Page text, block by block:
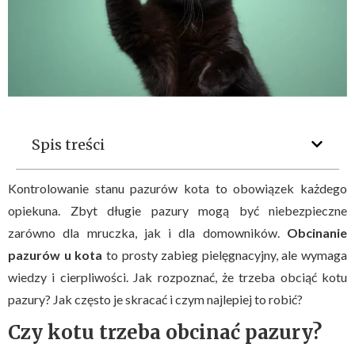
Spis treści
Kontrolowanie stanu pazurów kota to obowiązek każdego
opiekuna. Zbyt długie pazury mogą być niebezpieczne
zarówno dla mruczka, jak i dla domowników. Obcinanie
pazurów u kota to prosty zabieg pielęgnacyjny, ale wymaga
wiedzy i cierpliwości. Jak rozpoznać, że trzeba obciąć kotu
pazury? Jak często je skracać i czym najlepiej to robić?
Czy kotu trzeba obcinać pazury?